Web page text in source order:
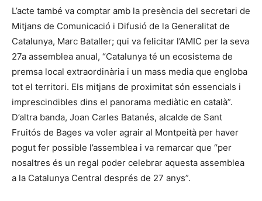
L’acte també va comptar amb la presència del secretari de
Mitjans de Comunicació i Difusió de la Generalitat de
Catalunya, Marc Bataller; qui va felicitar l’AMIC per la seva
27a assemblea anual, “Catalunya té un ecosistema de
premsa local extraordinària i un mass media que engloba
tot el territori. Els mitjans de proximitat són essencials i
imprescindibles dins el panorama mediàtic en català”.
D’altra banda, Joan Carles Batanés, alcalde de Sant
Fruitós de Bages va voler agrair al Montpeità per haver
pogut fer possible l’assemblea i va remarcar que “per
nosaltres és un regal poder celebrar aquesta assemblea
a la Catalunya Central després de 27 anys”.